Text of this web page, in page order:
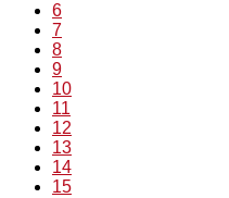
6
7
8
9
10
11
12
13
14
15